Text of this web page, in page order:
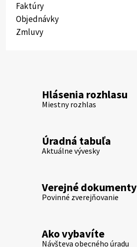
Faktúry
Objednávky
Zmluvy
Hlásenia rozhlasu
Miestny rozhlas
Úradná tabuľa
Aktuálne vývesky
Verejné dokumenty
Povinné zverejňovanie
Ako vybavíte
Návšteva obecného úradu